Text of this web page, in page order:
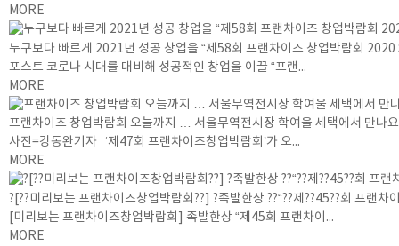
MORE
누구보다 빠르게 2021년 성공 창업을 “제58회 프랜차이즈 창업박람회
포스트 코로나 시대를 대비해 성공적인 창업을 이끌 “프랜...
MORE
프랜차이즈 창업박람회 오늘까지 … 서울무역전시장 학여울 세택에서 만나요
사진=강동완기자 ‘제47회 프랜차이즈창업박람회’가 오...
MORE
?[??미리보는 프랜차이즈창업박람회??] ?족발한상 ??“??제??45??회 프랜차
[미리보는 프랜차이즈창업박람회] 족발한상 “제45회 프랜차이...
MORE